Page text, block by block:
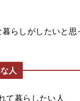
らしがしたいと
人
て暮らしたい人